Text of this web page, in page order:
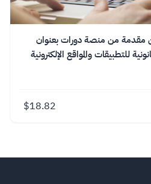
مقدمة من منصة دورات بعنوان
للتطبيقات والمواقع الإلكترونية
$18.82